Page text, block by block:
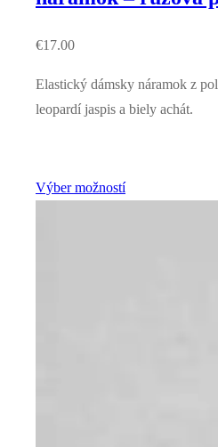
€17.00
Elastický dámsky náramok z
leopardí jaspis a biely achát.
Výber možností